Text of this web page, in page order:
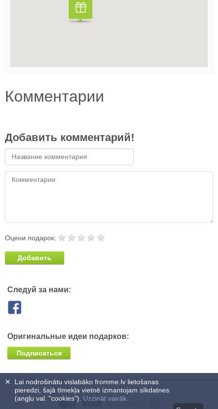
Комментарии
Добавить комментарий!
Оцени подарок:
Добавить
Следуй за нами:
Оригинальные идеи подарков:
Подписаться
Lai nodrošinātu vislabāko fromme.lv lietošanas
pieredzi, šajā tīmekļa vietnē izmantojam sīkdatnes
(angļu val. "cookies"). Uzzināt vairāk.
✕